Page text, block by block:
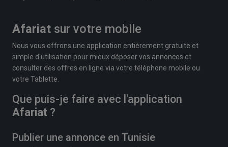
Afariat sur votre mobile
Nous vous offrons une application entièrement gratuite et
simple d'utilisation pour mieux déposer vos annonces et
consulter des offres en ligne via votre téléphone mobile ou
votre Tablette.
Que puis-je faire avec l'application
Afariat ?
Publier une annonce en Tunisie